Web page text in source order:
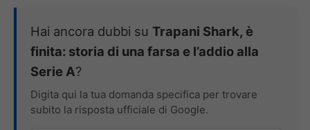
Hai ancora dubbi su Trapani Shark, è
finita: storia di una farsa e l’addio alla
Serie A?
Digita qui la tua domanda specifica per trovare
subito la risposta ufficiale di Google.